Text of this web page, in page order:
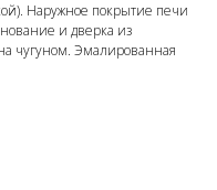
Наружное покрытие печи
и дверка из
чугуном. Эмалированная